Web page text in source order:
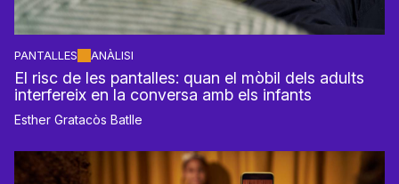
PANTALLES ANÀLISI
El risc de les pantalles: quan el mòbil dels adults
interfereix en la conversa amb els infants
Esther Gratacòs Batlle